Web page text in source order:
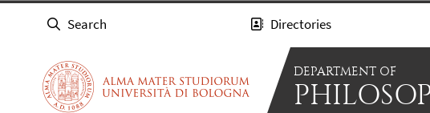
Search Directories
DEPARTMENT OF